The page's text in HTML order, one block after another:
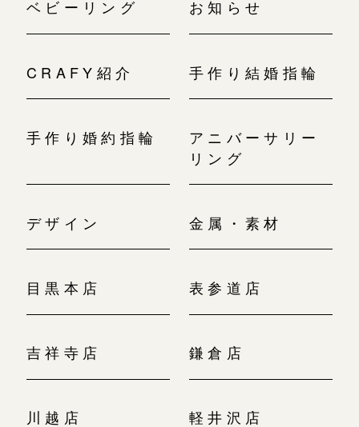
ベビーリング お知らせ
CRAFY紹介 手作り結婚指輪
手作り婚約指輪
アニバーサリー
リング
デザイン 金属・素材
目黒本店 表参道店
吉祥寺店 鎌倉店
川越店 軽井沢店